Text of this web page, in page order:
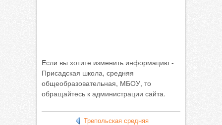
Если вы хотите изменить информацию -
Присадская школа, средняя
общеобразовательная, МБОУ, то
обращайтесь к администрации сайта.
Трепольская средняя